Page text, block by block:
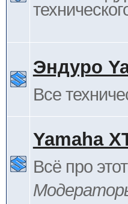
Эндуро
Все
Yamaha
Всё про